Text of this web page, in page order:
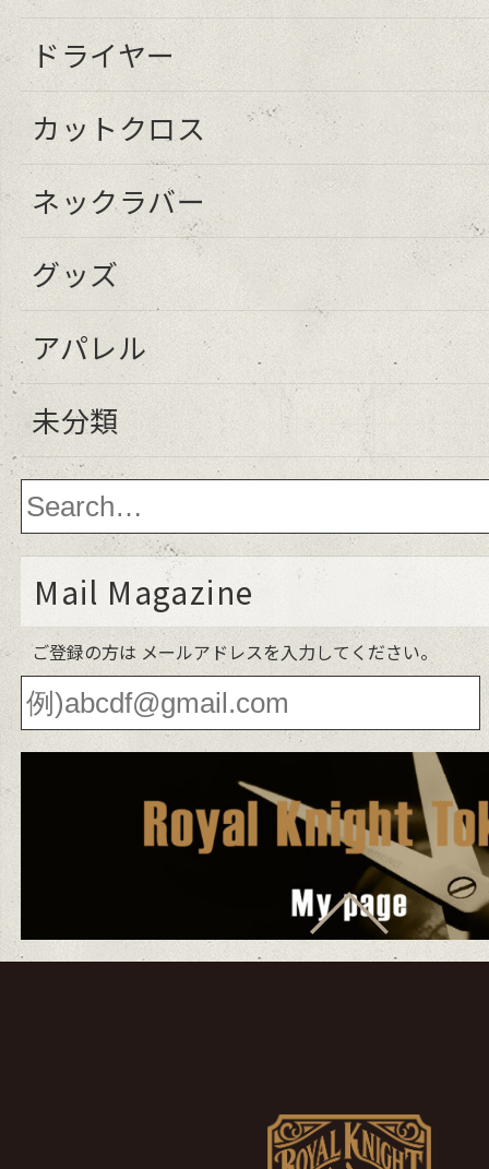
ドライヤー
カットクロス
ネックラバー
グッズ
アパレル
未分類
Mail Magazine
ご登録の方は メールアドレスを入力してください。